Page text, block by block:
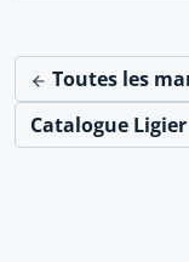
Toutes les
Catalogue Ligier